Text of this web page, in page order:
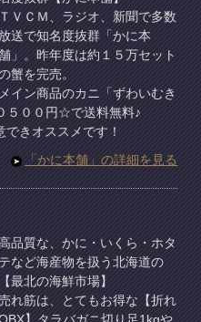
ＴＶＣＭ、ラジオ、新聞で多数
放送で知名度抜群「かに本
」。昨年度は約１５万セット
蟹を完売。
メイン商品のカニ「ずわいむき
５００円☆で送料無料♪
きオススメです！
「かに本舗」の詳細を見る
品質な、かに・いくら・ホタ
テなど海産物を扱う北海道の
【最北の海鮮市場】
れ筋は、とてもお得な【折れ